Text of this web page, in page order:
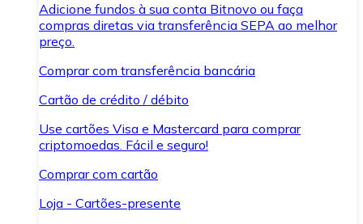
Adicione fundos à sua conta Bitnovo ou faça
compras diretas via transferência SEPA ao melhor
preço.
Comprar com transferência bancária
Cartão de crédito / débito
Use cartões Visa e Mastercard para comprar
criptomoedas. Fácil e seguro!
Comprar com cartão
Loja - Cartões-presente